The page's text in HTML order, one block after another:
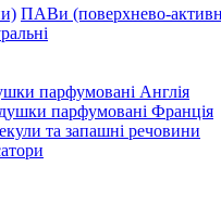
ПАВи (поверхнево-
парфумовані Англія
парфумовані Франція
та запашні речовини